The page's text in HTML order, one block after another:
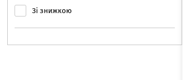
Зі знижкою